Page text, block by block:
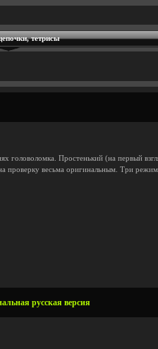
тетрисы
головоломка. Простенький (на первый
проверку весьма оригинальным. Три
русская версия